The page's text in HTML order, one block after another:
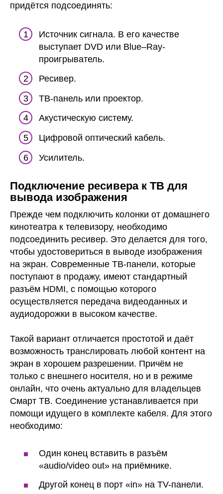
придётся подсоединять:
Источник сигнала. В его качестве
выступает DVD или Blue–Ray-
проигрыватель.
Ресивер.
ТВ-панель или проектор.
Акустическую систему.
Цифровой оптический кабель.
Усилитель.
Подключение ресивера к ТВ для
вывода изображения
Прежде чем подключить колонки от домашнего
кинотеатра к телевизору, необходимо
подсоединить ресивер. Это делается для того,
чтобы удостовериться в выводе изображения
на экран. Современные ТВ-панели, которые
поступают в продажу, имеют стандартный
разъём HDMI, с помощью которого
осуществляется передача видеоданных и
аудиодорожки в высоком качестве.
Такой вариант отличается простотой и даёт
возможность транслировать любой контент на
экран в хорошем разрешении. Причём не
только с внешнего носителя, но и в режиме
онлайн, что очень актуально для владельцев
Смарт ТВ. Соединение устанавливается при
помощи идущего в комплекте кабеля. Для этого
необходимо:
Один конец вставить в разъём
«audio/video out» на приёмнике.
Другой конец в порт «in» на TV-панели.